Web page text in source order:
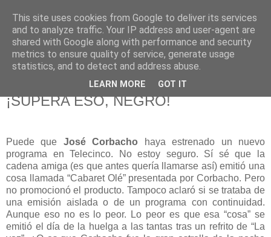
625 RANAS
LA TELEVISIÓN DESDE EL PUNTO DE VISTA BATRACIO
¡SUPERA ESO, NEGRO!
Puede que José Corbacho haya estrenado un nuevo
programa en Telecinco. No estoy seguro. Sí sé que la
cadena amiga (es que antes quería llamarse así) emitió una
cosa llamada “Cabaret Olé” presentada por Corbacho. Pero
no promocionó el producto. Tampoco aclaró si se trataba de
una emisión aislada o de un programa con continuidad.
Aunque eso no es lo peor. Lo peor es que esa “cosa” se
emitió el día de la huelga a las tantas tras un refrito de “La
This site uses cookies from Google to deliver its services
and to analyze traffic. Your IP address and user-agent are
shared with Google along with performance and security
metrics to ensure quality of service, generate usage
statistics, and to detect and address abuse.
LEARN MORE GOT IT